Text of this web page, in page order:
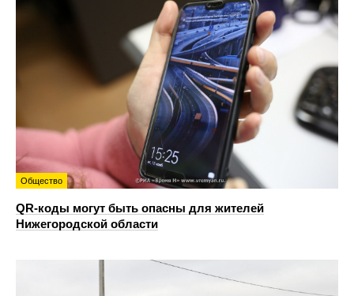
Общество
QR-коды могут быть опасны для жителей
Нижегородской области